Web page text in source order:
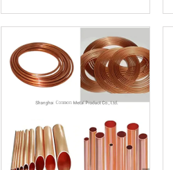
CONTATTACI